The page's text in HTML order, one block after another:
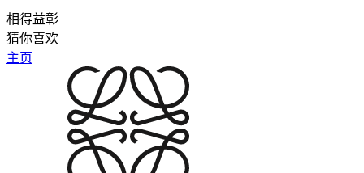
相得益彰
猜你喜欢
主页